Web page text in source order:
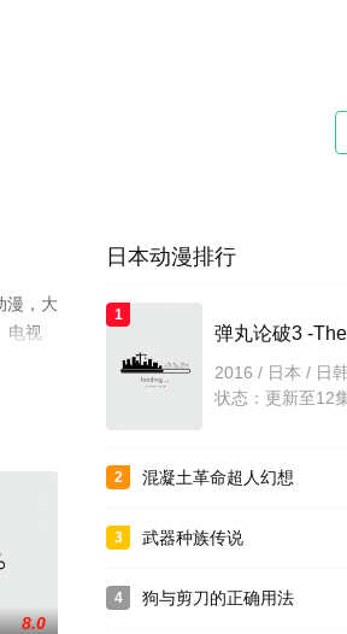
漫，大
电视
8.0
日本动漫排行
1
2016 / 日本 / 日
状态：更新至12
2 混凝土革命超人幻想
3 武器种族传说
4 狗与剪刀的正确用法